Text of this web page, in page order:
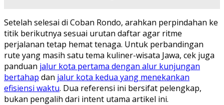
Setelah selesai di Coban Rondo, arahkan perpindahan ke
titik berikutnya sesuai urutan daftar agar ritme
perjalanan tetap hemat tenaga. Untuk perbandingan
rute yang masih satu tema kuliner-wisata Jawa, cek juga
panduan jalur kota pertama dengan alur kunjungan
bertahap dan jalur kota kedua yang menekankan
efisiensi waktu. Dua referensi ini bersifat pelengkap,
bukan pengalih dari intent utama artikel ini.